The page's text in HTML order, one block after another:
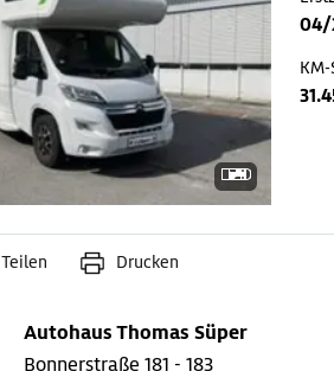
04/
KM-
Teilen Drucken
Autohaus Thomas Süper
Bonnerstraße 181 - 183